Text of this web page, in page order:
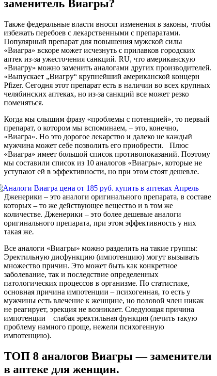
заменитель Виагры?
Также федеральные власти вносят изменения в законы, чтобы
избежать перебоев с лекарственными с препаратами.
Популярный препарат для повышения мужской силы
«Виагра» вскоре может исчезнуть с прилавков городских
аптек из-за ужесточения санкций. RU, что американскую
«Виагру» можно заменить аналогами других производителей.
«Выпускает „Виагру“ крупнейший американской концерн
Pfizer. Сегодня этот препарат есть в наличии во всех крупных
челябинских аптеках, но из-за санкций все может резко
поменяться.
Когда мы слышим фразу «проблемы с потенцией», то первый
препарат, о котором мы вспоминаем, – это, конечно,
«Виагра». Но это дорогое лекарство и далеко не каждый
мужчина может себе позволить его приобрести. Плюс
«Виагра» имеет большой список противопоказаний. Поэтому
мы составили список из 10 аналогов «Виагры», которые не
уступают ей в эффективности, но при этом стоят дешевле.
Дженерики – это аналоги оригинального препарата, в составе
которых – то же действующее вещество и в том же
количестве. Дженерики – это более дешевые аналоги
оригинального препарата, при этом эффективность у них
такая же.
Все аналоги «Виагры» можно разделить на такие группы:
Эректильную дисфункцию (импотенцию) могут вызывать
множество причин. Это может быть как конкретное
заболевание, так и последствие определенных
патологических процессов в организме. По статистике,
основная причина импотенции – психогенная, то есть у
мужчины есть влечение к женщине, но половой член никак
не реагирует, эрекция не возникает. Следующая причина
импотенции – слабая эректильная функция (лечить такую
проблему намного проще, нежели психогенную
импотенцию).
ТОП 8 аналогов Виагры — заменители
в аптеке для женщин.